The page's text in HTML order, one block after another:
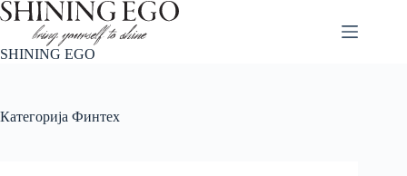
Skip
to
content
SHINING EGO
Категорија Финтех